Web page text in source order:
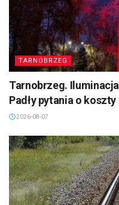
TARNOBRZEG
Tarnobrzeg.
Padły pytania o
2026-08-07